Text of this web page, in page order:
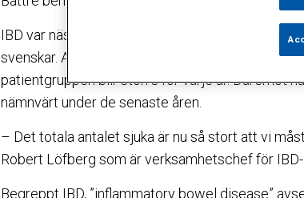
IBD var nästan helt okänt före andra
svenskar. Att antalet sjuka ökar snabbt beror
patientgruppen blir större för varje år. Däremot
nämnvärt under de senaste åren.
– Det totala antalet sjuka är nu så stort att vi
Robert Löfberg som är verksamhetschef för
Begreppt IBD, ”inflammatory bowel disease”